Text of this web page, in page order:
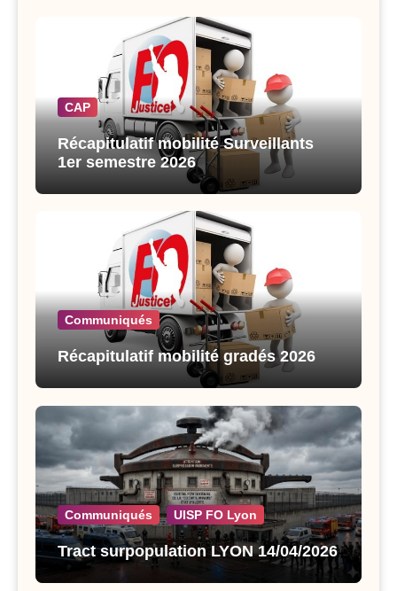
CAP
Récapitulatif mobilité Surveillants
1er semestre 2026
Communiqués
Récapitulatif mobilité gradés 2026
Communiqués UISP FO Lyon
Tract surpopulation LYON 14/04/2026